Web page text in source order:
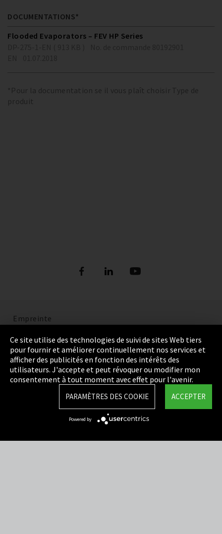
DOCUMENTATIONS*
Flooded Evaporators – FEV HP Series
*Pour la documentation se il vous plaît choisir Type de
produit
Empreinte
Politique de confidentialité
Cookie Settings
Termes et Conditions
Integrity Line
Ce site utilise des technologies de suivi de sites Web tiers
pour fournir et améliorer continuellement nos services et
afficher des publicités en fonction des intérêts des
utilisateurs. J'accepte et peut révoquer ou modifier mon
consentement à tout moment avec effet pour l'avenir.
ACCEPTER
PARAMÈTRES DES COOKIE
Powered by